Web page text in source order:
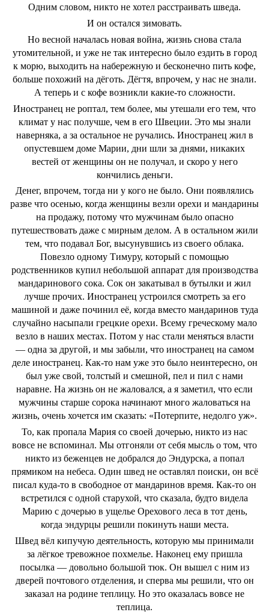
Одним словом, никто не хотел расстраивать шведа.
И он остался зимовать.
Но весной началась новая война, жизнь снова стала
утомительной, и уже не так интересно было ездить в город
к морю, выходить на набережную и бесконечно пить кофе,
больше похожий на дёготь. Дёгтя, впрочем, у нас не знали.
А теперь и с кофе возникли какие-то сложности.
Иностранец не роптал, тем более, мы утешали его тем, что
климат у нас получше, чем в его Швеции. Это мы знали
наверняка, а за остальное не ручались. Иностранец жил в
опустевшем доме Марии, дни шли за днями, никаких
вестей от женщины он не получал, и скоро у него
кончились деньги.
Денег, впрочем, тогда ни у кого не было. Они появлялись
разве что осенью, когда женщины везли орехи и мандарины
на продажу, потому что мужчинам было опасно
путешествовать даже с мирным делом. А в остальном жили
тем, что подавал Бог, высунувшись из своего облака.
Повезло одному Тимуру, который с помощью
родственников купил небольшой аппарат для производства
мандаринового сока. Сок он закатывал в бутылки и жил
лучше прочих. Иностранец устроился смотреть за его
машиной и даже починил её, когда вместо мандаринов туда
случайно насыпали грецкие орехи. Всему греческому мало
везло в наших местах. Потом у нас стали меняться власти
― одна за другой, и мы забыли, что иностранец на самом
деле иностранец. Как-то нам уже это было неинтересно, он
был уже свой, толстый и смешной, пел и пил с нами
наравне. На жизнь он не жаловался, а я заметил, что если
мужчины старше сорока начинают много жаловаться на
жизнь, очень хочется им сказать: «Потерпите, недолго уж».
То, как пропала Мария со своей дочерью, никто из нас
вовсе не вспоминал. Мы отгоняли от себя мысль о том, что
никто из беженцев не добрался до Эндурска, а попал
прямиком на небеса. Один швед не оставлял поиски, он всё
писал куда-то в свободное от мандаринов время. Как-то он
встретился с одной старухой, что сказала, будто видела
Марию с дочерью в ущелье Орехового леса в тот день,
когда эндурцы решили покинуть наши места.
Швед вёл кипучую деятельность, которую мы принимали
за лёгкое тревожное похмелье. Наконец ему пришла
посылка ― довольно большой тюк. Он вышел с ним из
дверей почтового отделения, и сперва мы решили, что он
заказал на родине теплицу. Но это оказалась вовсе не
теплица.